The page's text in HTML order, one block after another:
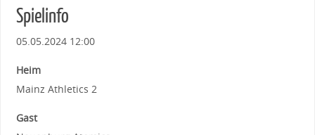
Spielinfo
05.05.2024 12:00
Heim
Mainz Athletics 2
Gast